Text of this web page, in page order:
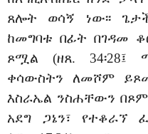
ጸሎት ወሳኝ ነው፡፡
ከመግባቱ በፊት በገዳመ
ጾሟል (ዘጸ. 34፡28፤
ቀሳውስትን ለመሾም ይጾሙ
እስራኤል ንስሐቸውን
አደግ ጋኔን፣ የተቆራኘ